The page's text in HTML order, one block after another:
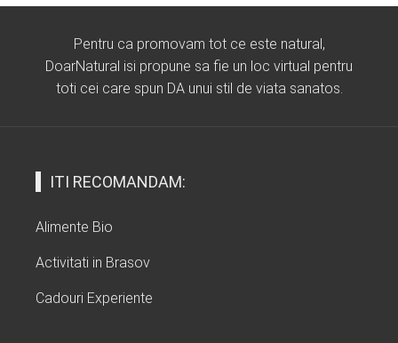
Pentru ca promovam tot ce este natural,
DoarNatural isi propune sa fie un loc virtual pentru
toti cei care spun DA unui stil de viata sanatos.
ITI RECOMANDAM:
Alimente Bio
Activitati in Brasov
Cadouri Experiente